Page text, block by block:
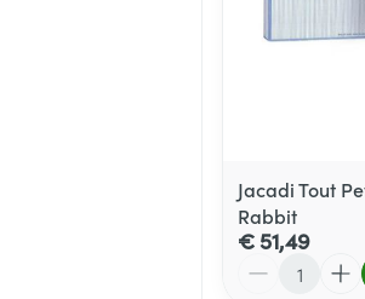
Jacadi Tout
Rabbit
€ 51,49